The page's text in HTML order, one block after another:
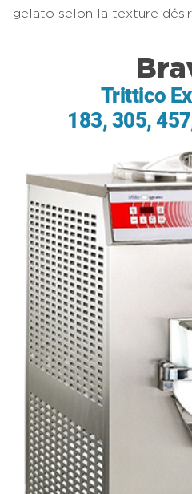
gelato selon la texture
Trittico
183, 305,